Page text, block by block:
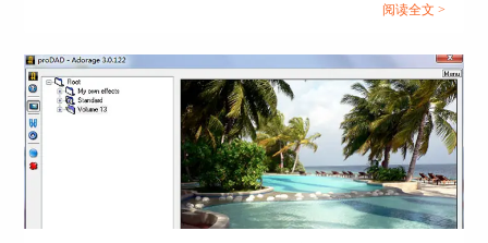
图4：视频边框和镜像设置
阅读全文 >